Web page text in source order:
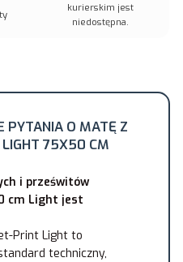
kurierskim jest
niedostępna.
PYTANIA O MATĘ Z
LIGHT 75X50 CM
i prześwitów
cm Light jest
Print Light to
techniczny,